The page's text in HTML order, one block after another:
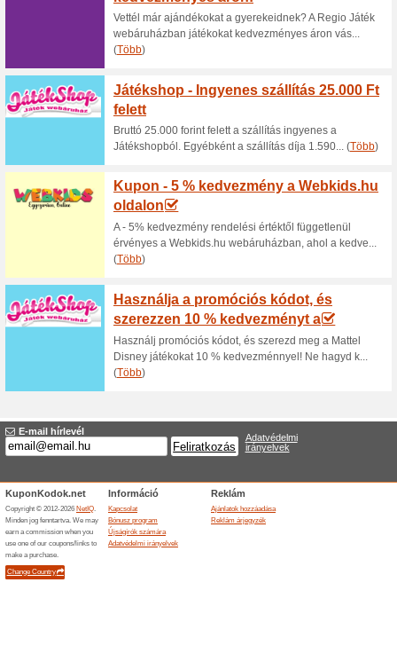
100% működött Akcio
Disney Store Leértékelés:
Nincs szükség kuponkódra.
Akció - 25 % a
webá
100% működött Akcio
Az akár - 25 % kedvezmény
Disneystore.eu
feltételek alapján vehető
honlapján található és amely